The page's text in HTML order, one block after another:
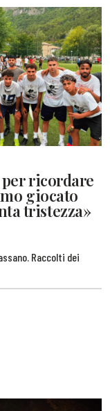
ricordare
giocato
tristezza»
Raccolti dei